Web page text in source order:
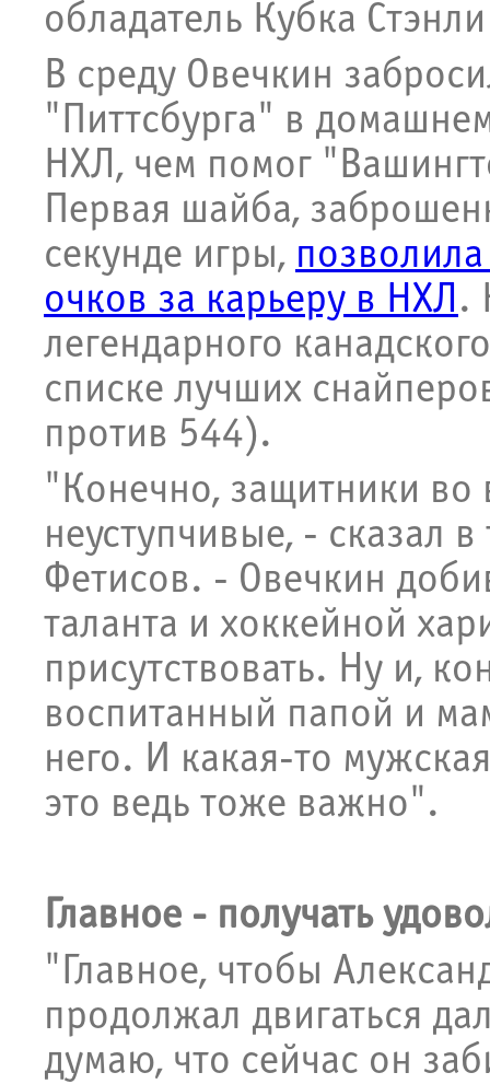
обладатель Кубка
В среду Овечкин
"Питтсбурга" в
НХЛ, чем помог
Первая шайба,
секунде игры,
очков за карьеру в НХЛ .
легендарного
списке лучших
против 544).
"Конечно, защитники
неуступчивые, - сказал
Фетисов. - Овечкин
таланта и хоккейной
присутствовать. Ну и,
воспитанный папой и
него. И какая-то
это ведь тоже важно".
Главное - получать
"Главное, чтобы
продолжал двигаться
думаю, что сейчас он